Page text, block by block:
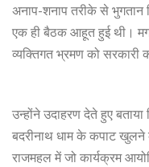
अनाप-शनाप तरीके से भुगतान
एक ही बैठक आहूत हुई थी।
व्यक्तिगत भ्रमण को सरकारी
उन्होंने उदाहरण देते हुए
बदरीनाथ धाम के कपाट खुलने
राजमहल में जो कार्यक्रम